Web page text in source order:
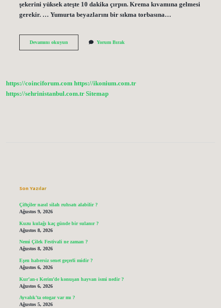
şekerini yüksek ateşte 10 dakika çırpın. Krema kıvamına gelmesi
gerekir. … Yumurta beyazlarını bir sıkma torbasına…
Devamını okuyunBeze
Yorum Bırak
https://coinciforum.com https://ikonium.com.tr
https://sehrinistanbul.com.tr Sitemap
Son Yazılar
Çiftçiler nasıl silah ruhsatı alabilir ?
Ağustos 9, 2026
Kuzu kulağı kaç günde bir sulanır ?
Ağustos 8, 2026
Nemi Çilek Festivali ne zaman ?
Ağustos 8, 2026
Eşen habersiz senet geçerli midir ?
Ağustos 6, 2026
Kur’an-ı Kerim’de konuşan hayvan ismi nedir ?
Ağustos 6, 2026
Ayvalık’ta otogar var mı ?
Ağustos 5, 2026